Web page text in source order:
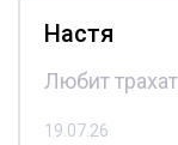
Настя
Любит
19.07.26